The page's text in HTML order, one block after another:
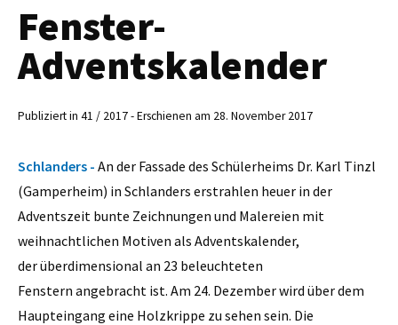
Fenster-
Adventskalender
Publiziert in 41 / 2017 - Erschienen am 28. November 2017
Schlanders - An der Fassade des Schülerheims Dr. Karl Tinzl
(Gamperheim) in Schlanders erstrahlen heuer in der
Adventszeit bunte Zeichnungen und Malereien mit
weihnachtlichen Motiven als Adventskalender,
der überdimensional an 23 beleuchteten
Fenstern angebracht ist. Am 24. Dezember wird über dem
Haupteingang eine Holzkrippe zu sehen sein. Die